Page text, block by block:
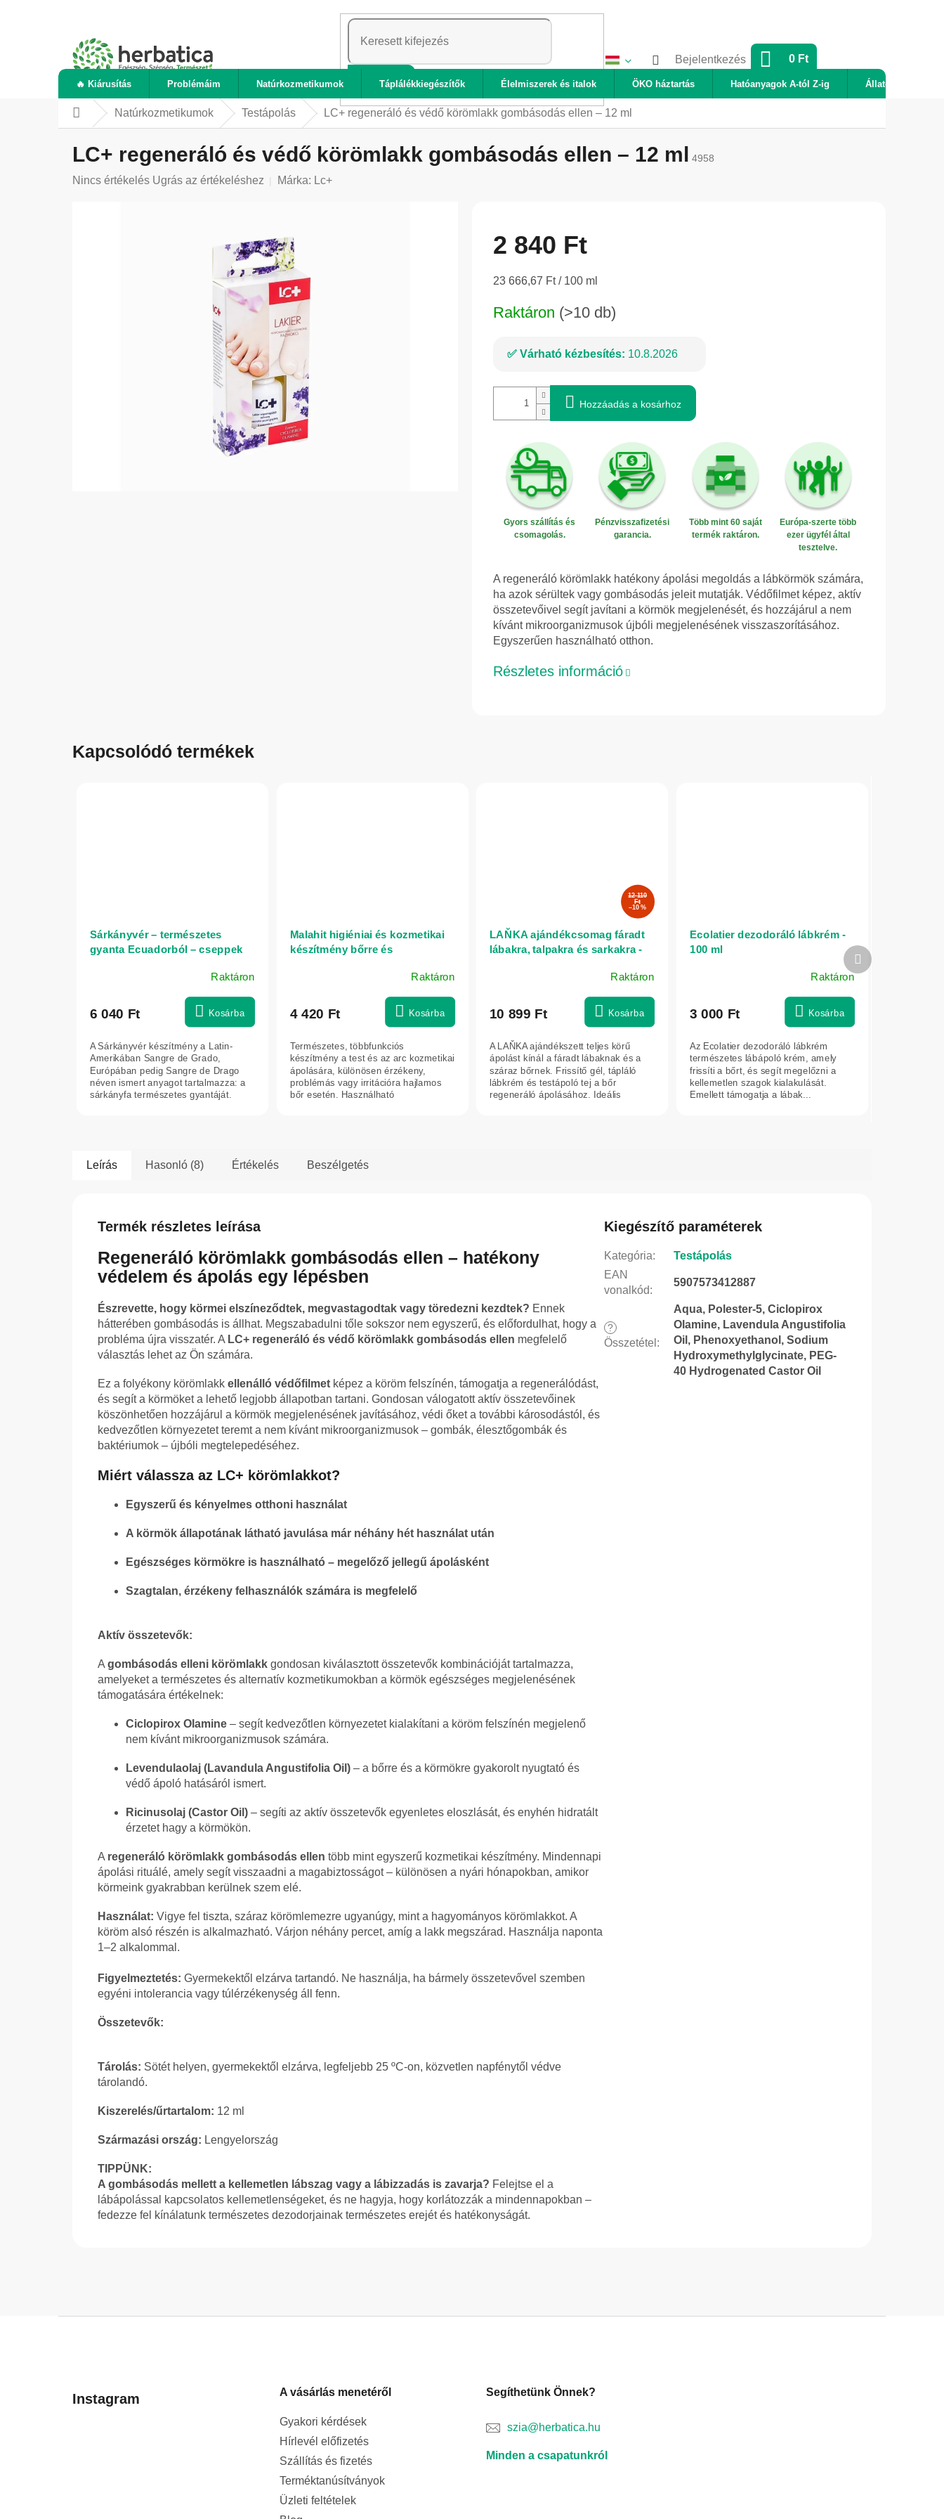
KERESÉS
Bejelentkezés KOSÁR
0 Ft
🔥 Kiárusítás Problémáim Natúrkozmetikumok Táplálékkiegészítők Élelmiszerek és italok ÖKO háztartás Hatóanyagok A-tól Z-ig Állatok
KezdőlapNatúrkozmetikumok Testápolás LC+ regeneráló és védő körömlakk gombásodás ellen – 12 ml
LC+ regeneráló és védő körömlakk gombásodás ellen – 12 ml 4958
A
Nincs értékelés Ugrás az értékeléshez Márka: Lc+
2 840 Ft
Egységár:
23 666,67 Ft / 100 ml
Raktáron (>10 db)
Várható kézbesítés: 10.8.2026
Hozzáadás a kosárhoz
Gyors szállítás és
csomagolás.
Pénzvisszafizetési
garancia.
Több mint 60 saját
termék raktáron.
Európa-szerte több
ezer ügyfél által
tesztelve.
A regeneráló körömlakk hatékony ápolási megoldás a lábkörmök számára,
ha azok sérültek vagy gombásodás jeleit mutatják. Védőfilmet képez, aktív
összetevőivel segít javítani a körmök megjelenését, és hozzájárul a nem
kívánt mikroorganizmusok újbóli megjelenésének visszaszorításához.
Egyszerűen használható otthon.
Részletes információ
Kapcsolódó termékek
Sárkányvér – természetes
gyanta Ecuadorból – cseppek
átlagos
ből
5,0
csillag.
Raktáron
6 040 Ft Kosárba
A Sárkányvér készítmény a Latin-
Amerikában Sangre de Grado,
Európában pedig Sangre de Drago
néven ismert anyagot tartalmazza: a
sárkányfa természetes gyantáját.
Malahit higiéniai és kozmetikai
készítmény bőrre és
Raktáron
4 420 Ft Kosárba
Természetes, többfunkciós
készítmény a test és az arc kozmetikai
ápolására, különösen érzékeny,
problémás vagy irritációra hajlamos
bőr esetén. Használható
12 110
Ft
–10 %
LAŇKA ajándékcsomag fáradt
lábakra, talpakra és sarkakra -
Raktáron
10 899 Ft Kosárba
A LAŇKA ajándékszett teljes körű
ápolást kínál a fáradt lábaknak és a
száraz bőrnek. Frissítő gél, tápláló
lábkrém és testápoló tej a bőr
regeneráló ápolásához. Ideális
Ecolatier dezodoráló lábkrém -
100 ml
Raktáron
3 000 Ft Kosárba
Az Ecolatier dezodoráló lábkrém
természetes lábápoló krém, amely
frissíti a bőrt, és segít megelőzni a
kellemetlen szagok kialakulását.
Emellett támogatja a lábak...
Következő
termék
Leírás Hasonló (8) Értékelés Beszélgetés
Termék részletes leírása
Regeneráló körömlakk gombásodás ellen – hatékony
védelem és ápolás egy lépésben
Észrevette, hogy körmei elszíneződtek, megvastagodtak vagy töredezni kezdtek? Ennek
hátterében gombásodás is állhat. Megszabadulni tőle sokszor nem egyszerű, és előfordulhat, hogy a
probléma újra visszatér. A LC+ regeneráló és védő körömlakk gombásodás ellen megfelelő
választás lehet az Ön számára.
Ez a folyékony körömlakk ellenálló védőfilmet képez a köröm felszínén, támogatja a regenerálódást,
és segít a körmöket a lehető legjobb állapotban tartani. Gondosan válogatott aktív összetevőinek
köszönhetően hozzájárul a körmök megjelenésének javításához, védi őket a további károsodástól, és
kedvezőtlen környezetet teremt a nem kívánt mikroorganizmusok – gombák, élesztőgombák és
baktériumok – újbóli megtelepedéséhez.
Miért válassza az LC+ körömlakkot?
Egyszerű és kényelmes otthoni használat
A körmök állapotának látható javulása már néhány hét használat után
Egészséges körmökre is használható – megelőző jellegű ápolásként
Szagtalan, érzékeny felhasználók számára is megfelelő
Aktív összetevők:
A gombásodás elleni körömlakk gondosan kiválasztott összetevők kombinációját tartalmazza,
amelyeket a természetes és alternatív kozmetikumokban a körmök egészséges megjelenésének
támogatására értékelnek:
Ciclopirox Olamine – segít kedvezőtlen környezetet kialakítani a köröm felszínén megjelenő
nem kívánt mikroorganizmusok számára.
Levendulaolaj (Lavandula Angustifolia Oil) – a bőrre és a körmökre gyakorolt nyugtató és
védő ápoló hatásáról ismert.
Ricinusolaj (Castor Oil) – segíti az aktív összetevők egyenletes eloszlását, és enyhén hidratált
érzetet hagy a körmökön.
A regeneráló körömlakk gombásodás ellen több mint egyszerű kozmetikai készítmény. Mindennapi
ápolási rituálé, amely segít visszaadni a magabiztosságot – különösen a nyári hónapokban, amikor
körmeink gyakrabban kerülnek szem elé.
Használat: Vigye fel tiszta, száraz körömlemezre ugyanúgy, mint a hagyományos körömlakkot. A
köröm alsó részén is alkalmazható. Várjon néhány percet, amíg a lakk megszárad. Használja naponta
1–2 alkalommal.
Figyelmeztetés: Gyermekektől elzárva tartandó. Ne használja, ha bármely összetevővel szemben
egyéni intolerancia vagy túlérzékenység áll fenn.
Összetevők:
Tárolás: Sötét helyen, gyermekektől elzárva, legfeljebb 25 ºC-on, közvetlen napfénytől védve
tárolandó.
Kiszerelés/űrtartalom: 12 ml
Származási ország: Lengyelország
TIPPÜNK:
A gombásodás mellett a kellemetlen lábszag vagy a lábizzadás is zavarja? Felejtse el a
lábápolással kapcsolatos kellemetlenségeket, és ne hagyja, hogy korlátozzák a mindennapokban –
fedezze fel kínálatunk természetes dezodorjainak természetes erejét és hatékonyságát.
Kiegészítő paraméterek
Kategória:
Testápolás
EAN
vonalkód:
5907573412887
?
Összetétel :
Aqua, Polester-5, Ciclopirox
Olamine, Lavendula Angustifolia
Oil, Phenoxyethanol, Sodium
Hydroxymethylglycinate, PEG-
40 Hydrogenated Castor Oil
Instagram A vásárlás menetéről
Gyakori kérdések
Hírlevél előfizetés
Szállítás és fizetés
Terméktanúsítványok
Üzleti feltételek
Segíthetünk Önnek?
szia@herbatica.hu
Minden a csapatunkról